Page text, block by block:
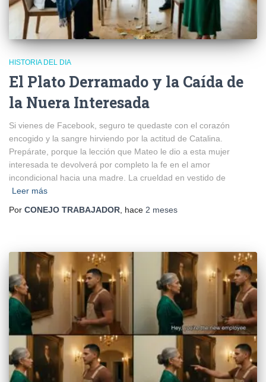
HISTORIA DEL DIA
El Plato Derramado y la Caída de
la Nuera Interesada
Si vienes de Facebook, seguro te quedaste con el corazón
encogido y la sangre hirviendo por la actitud de Catalina.
Prepárate, porque la lección que Mateo le dio a esta mujer
interesada te devolverá por completo la fe en el amor
incondicional hacia una madre. La crueldad en vestido de
Leer más
Por CONEJO TRABAJADOR, hace 2 meses